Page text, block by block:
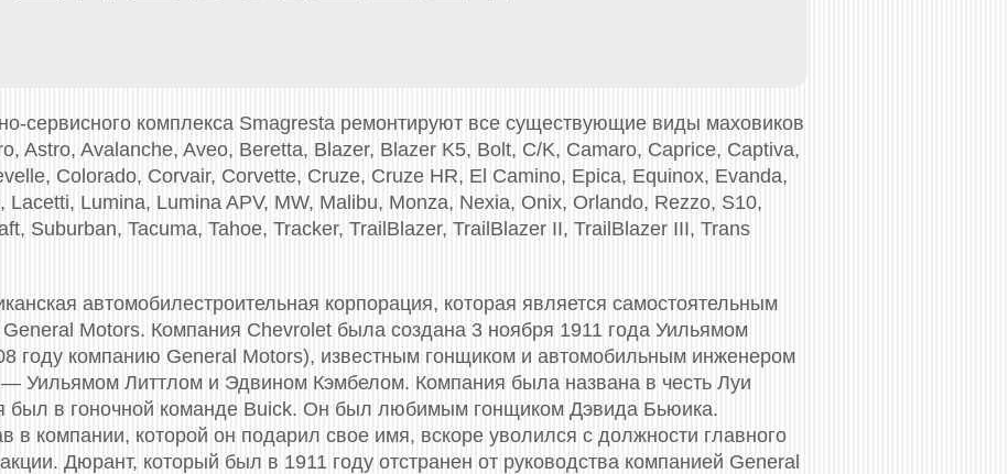
сервисного комплекса Smagresta ремонтируют все существующие виды маховиков
Astro, Avalanche, Aveo, Beretta, Blazer, Blazer K5, Bolt, C/K, Camaro, Caprice, Captiva,
Colorado, Corvair, Corvette, Cruze, Cruze HR, El Camino, Epica, Equinox, Evanda,
Lumina, Lumina APV, MW, Malibu, Monza, Nexia, Onix, Orlando, Rezzo, S10,
Suburban, Tacuma, Tahoe, Tracker, TrailBlazer, TrailBlazer II, TrailBlazer III, Trans
автомобилестроительная корпорация, которая является самостоятельным
Motors. Компания Chevrolet была создана 3 ноября 1911 года Уильямом
году компанию General Motors), известным гонщиком и автомобильным инженером
Уильямом Литтлом и Эдвином Кэмбелом. Компания была названа в честь Луи
был в гоночной команде Buick. Он был любимым гонщиком Дэвида Бьюика.
в компании, которой он подарил свое имя, вскоре уволился с должности главного
Дюрант, который был в 1911 году отстранен от руководства компанией General